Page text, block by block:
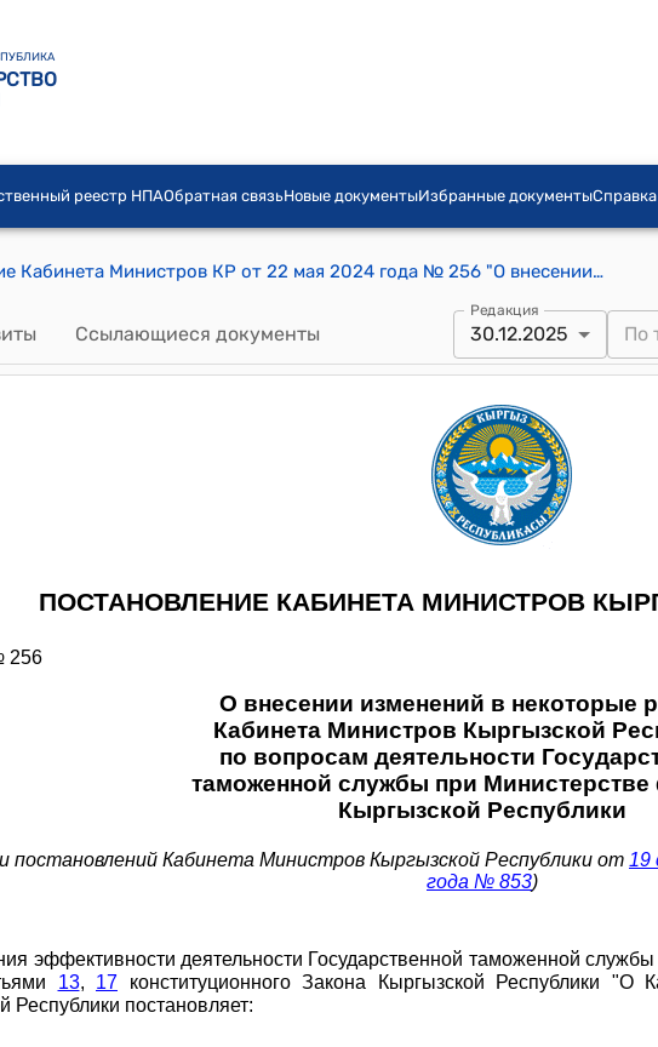
реестр НПАОбратная связьНовые документыИзбранные документыСправка
Постановление Кабинета Министров КР от 22 мая 2024 года № 256 "О внесении изменений в некоторые решения Кабинета Министров Кыргызской Республики по вопросам деятельности Государственной таможенной службы при Министерстве финансов Кыргызской Республики"
Ссылающиеся документы
Редакция
30.12.2025